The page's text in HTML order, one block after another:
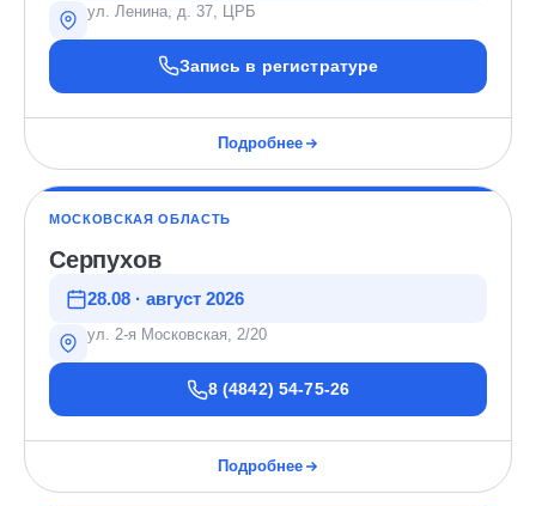
ул. Ленина, д. 37, ЦРБ
Запись в регистратуре
Подробнее
МОСКОВСКАЯ ОБЛАСТЬ
Серпухов
28.08 · август 2026
ул. 2-я Московская, 2/20
8 (4842) 54-75-26
Подробнее